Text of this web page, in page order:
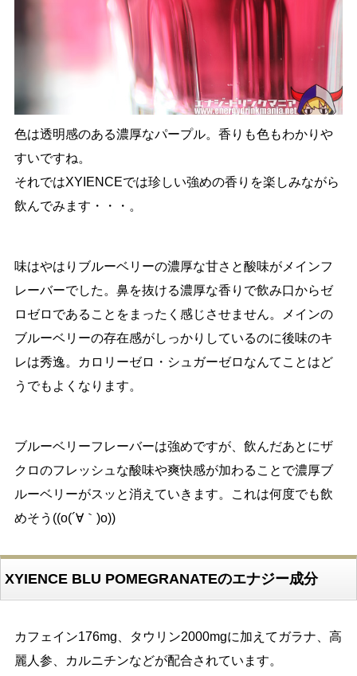
色は透明感のある濃厚なパープル。香りも色もわかりや
すいですね。
それではXYIENCEでは珍しい強めの香りを楽しみながら
飲んでみます・・・。
味はやはりブルーベリーの濃厚な甘さと酸味がメインフ
レーバーでした。鼻を抜ける濃厚な香りで飲み口からゼ
ロゼロであることをまったく感じさせません。メインの
ブルーベリーの存在感がしっかりしているのに後味のキ
レは秀逸。カロリーゼロ・シュガーゼロなんてことはど
うでもよくなります。
ブルーベリーフレーバーは強めですが、飲んだあとにザ
クロのフレッシュな酸味や爽快感が加わることで濃厚ブ
ルーベリーがスッと消えていきます。これは何度でも飲
めそう((o(´∀｀)o))
XYIENCE BLU POMEGRANATEのエナジー成分
カフェイン176mg、タウリン2000mgに加えてガラナ、高
麗人参、カルニチンなどが配合されています。